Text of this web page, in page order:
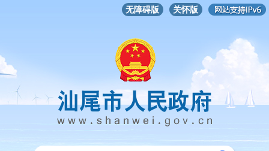
无障碍版 关怀版